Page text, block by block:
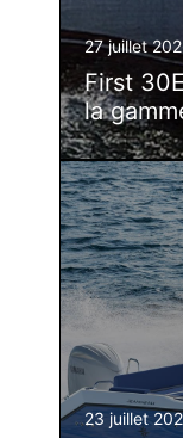
27 juillet
First
la
23 juillet